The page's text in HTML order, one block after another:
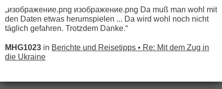
„изображение.png изображение.png Da muß man wohl mit
den Daten etwas herumspielen ... Da wird wohl noch nicht
täglich gefahren. Trotzdem Danke.“
MHG1023 in Berichte und Reisetipps • Re: Mit dem Zug in
die Ukraine